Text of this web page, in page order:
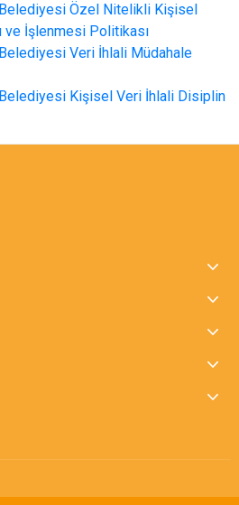
Özel Nitelikli Kişisel
ve İşlenmesi Politikası
Veri İhlali Müdahale
Kişisel Veri İhlali Disiplin